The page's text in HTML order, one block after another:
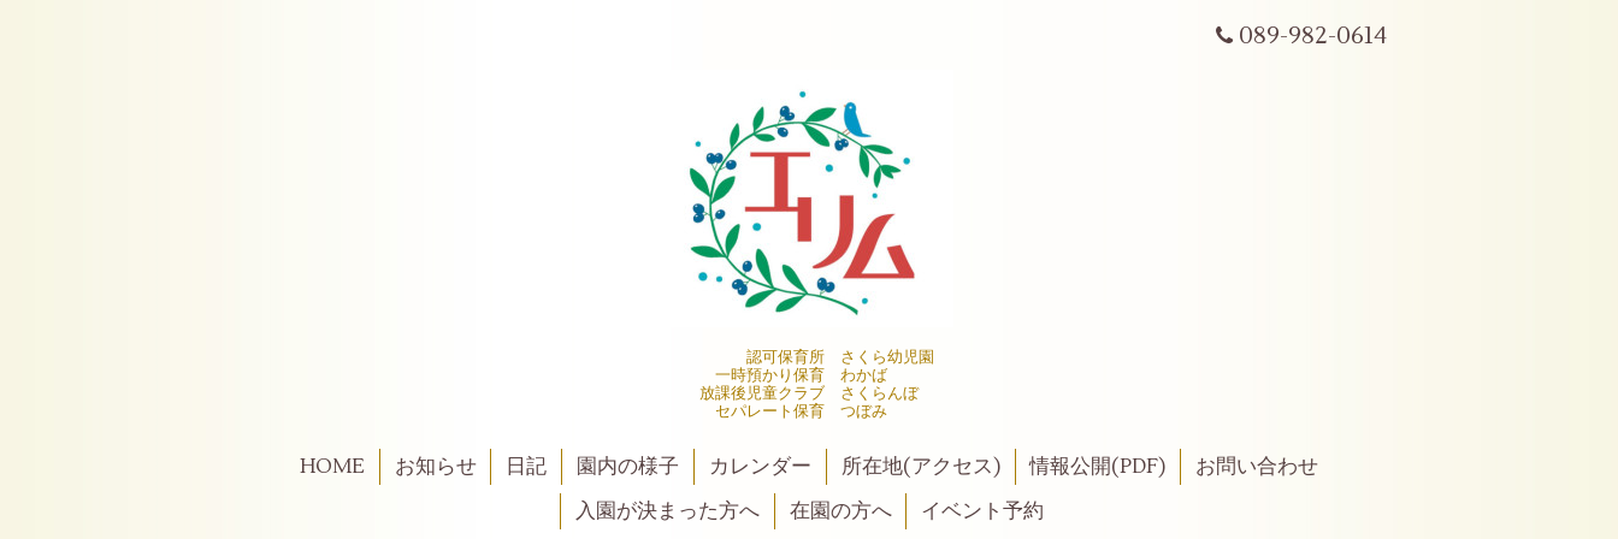
089-982-0614
認可保育所 さくら幼児園
一時預かり保育 わかば
放課後児童クラブ さくらんぼ
セパレート保育 つぼみ
HOME お知らせ 日記 園内の様子 カレンダー 所在地(アクセス) 情報公開(PDF)
お問い合わせ
入園が決まった方へ
在園の方へ イベント予約